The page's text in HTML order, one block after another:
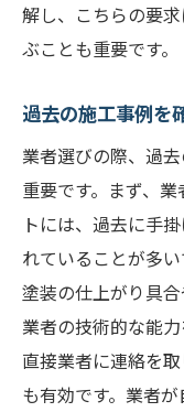
解し、こちらの要
ぶことも重要です。
過去の施工事例を
業者選びの際、過
重要です。まず、
トには、過去に手
れていることが多
塗装の仕上がり具
業者の技術的な能力
直接業者に連絡を
も有効です。業者